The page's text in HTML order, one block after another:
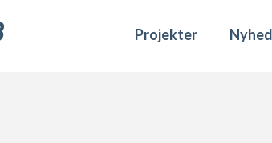
Projekter